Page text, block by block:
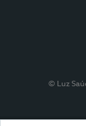
© Luz